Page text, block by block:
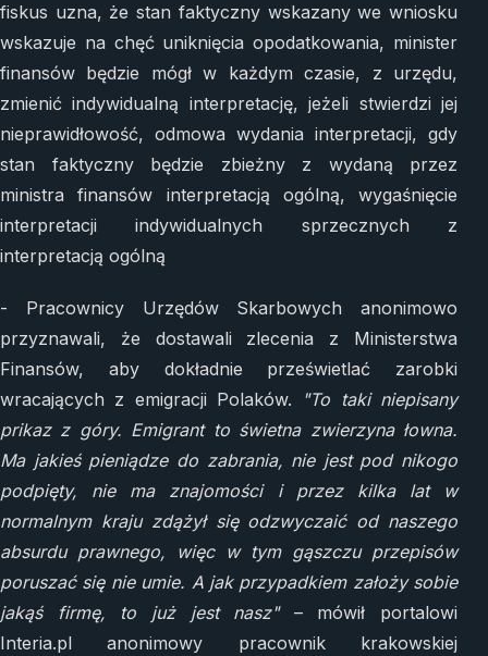
fiskus uzna, że stan faktyczny wskazany we wniosku
wskazuje na chęć uniknięcia opodatkowania, minister
finansów będzie mógł w każdym czasie, z urzędu,
zmienić indywidualną interpretację, jeżeli stwierdzi jej
nieprawidłowość, odmowa wydania interpretacji, gdy
stan faktyczny będzie zbieżny z wydaną przez
ministra finansów interpretacją ogólną, wygaśnięcie
interpretacji indywidualnych sprzecznych z
interpretacją ogólną
- Pracownicy Urzędów Skarbowych anonimowo
przyznawali, że dostawali zlecenia z Ministerstwa
Finansów, aby dokładnie prześwietlać zarobki
wracających z emigracji Polaków.
"To taki niepisany
prikaz z góry. Emigrant to świetna zwierzyna łowna.
Ma jakieś pieniądze do zabrania, nie jest pod nikogo
podpięty, nie ma znajomości i przez kilka lat w
normalnym kraju zdążył się odzwyczaić od naszego
absurdu prawnego, więc w tym gąszczu przepisów
poruszać się nie umie. A jak przypadkiem założy sobie
jakąś firmę, to już jest nasz"– mówił portalowi
Interia.pl anonimowy pracownik krakowskiej